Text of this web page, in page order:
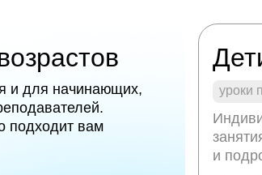
и для начинающих,
подходит вам
уроки
и